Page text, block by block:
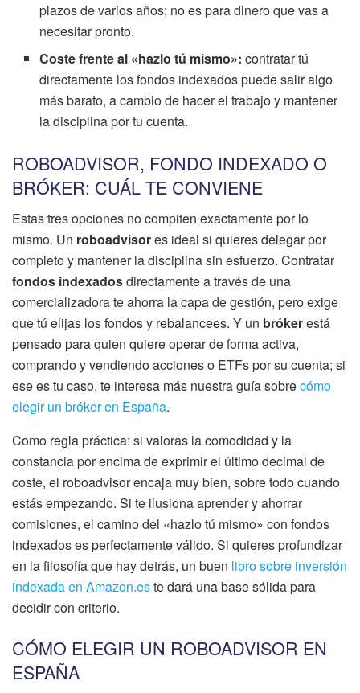
plazos de varios años; no es para dinero que vas a
necesitar pronto.
Coste frente al «hazlo tú mismo»: contratar tú
directamente los fondos indexados puede salir algo
más barato, a cambio de hacer el trabajo y mantener
la disciplina por tu cuenta.
ROBOADVISOR, FONDO INDEXADO O
BRÓKER: CUÁL TE CONVIENE
Estas tres opciones no compiten exactamente por lo
mismo. Un roboadvisores ideal si quieres delegar por
completo y mantener la disciplina sin esfuerzo. Contratar
fondos indexadosdirectamente a través de una
comercializadora te ahorra la capa de gestión, pero exige
que tú elijas los fondos y rebalancees. Y un brókerestá
pensado para quien quiere operar de forma activa,
comprando y vendiendo acciones o ETFs por su cuenta; si
ese es tu caso, te interesa más nuestra guía sobrecómo
elegir un bróker en España.
Como regla práctica: si valoras la comodidad y la
constancia por encima de exprimir el último decimal de
coste, el roboadvisor encaja muy bien, sobre todo cuando
estás empezando. Si te ilusiona aprender y ahorrar
comisiones, el camino del «hazlo tú mismo» con fondos
indexados es perfectamente válido. Si quieres profundizar
en la filosofía que hay detrás, un buen libro sobre inversión
indexada en Amazon.este dará una base sólida para
decidir con criterio.
CÓMO ELEGIR UN ROBOADVISOR EN
ESPAÑA